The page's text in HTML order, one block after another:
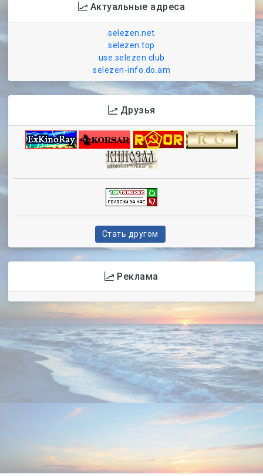
Актуальные адреса
selezen.net
selezen.top
use.selezen.club
selezen-info.do.am
Друзья
Стать другом
Реклама